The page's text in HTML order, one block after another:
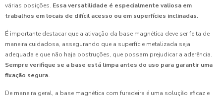
várias posições. Essa versatilidade é especialmente valiosa em
trabalhos em locais de difícil acesso ou em superfícies inclinadas.
É importante destacar que a ativação da base magnética deve ser feita de
maneira cuidadosa, assegurando que a superfície metalizada seja
adequada e que não haja obstruções, que possam prejudicar a aderência.
Sempre verifique se a base está limpa antes do uso para garantir uma
fixação segura.
De maneira geral, a base magnética com furadeira é uma solução eficaz e